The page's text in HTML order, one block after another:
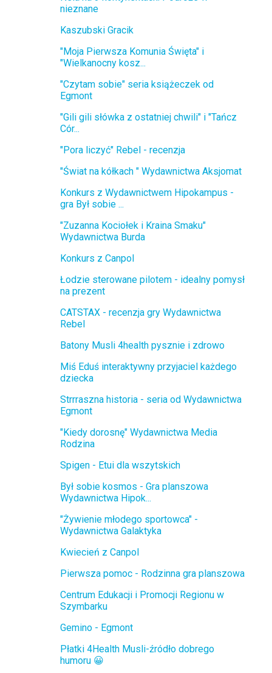
nieznane
Kaszubski Gracik
"Moja Pierwsza Komunia Święta" i
"Wielkanocny kosz...
"Czytam sobie" seria książeczek od
Egmont
"Gili gili słówka z ostatniej chwili" i "Tańcz
Cór...
"Pora liczyć" Rebel - recenzja
"Świat na kółkach " Wydawnictwa Aksjomat
Konkurs z Wydawnictwem Hipokampus -
gra Był sobie ...
"Zuzanna Kociołek i Kraina Smaku"
Wydawnictwa Burda
Konkurs z Canpol
Łodzie sterowane pilotem - idealny pomysł
na prezent
CATSTAX - recenzja gry Wydawnictwa
Rebel
Batony Musli 4health pysznie i zdrowo
Miś Eduś interaktywny przyjaciel każdego
dziecka
Strrraszna historia - seria od Wydawnictwa
Egmont
"Kiedy dorosnę" Wydawnictwa Media
Rodzina
Spigen - Etui dla wszytskich
Był sobie kosmos - Gra planszowa
Wydawnictwa Hipok...
"Żywienie młodego sportowca" -
Wydawnictwa Galaktyka
Kwiecień z Canpol
Pierwsza pomoc - Rodzinna gra planszowa
Centrum Edukacji i Promocji Regionu w
Szymbarku
Gemino - Egmont
Płatki 4Health Musli-źródło dobrego
humoru 😀